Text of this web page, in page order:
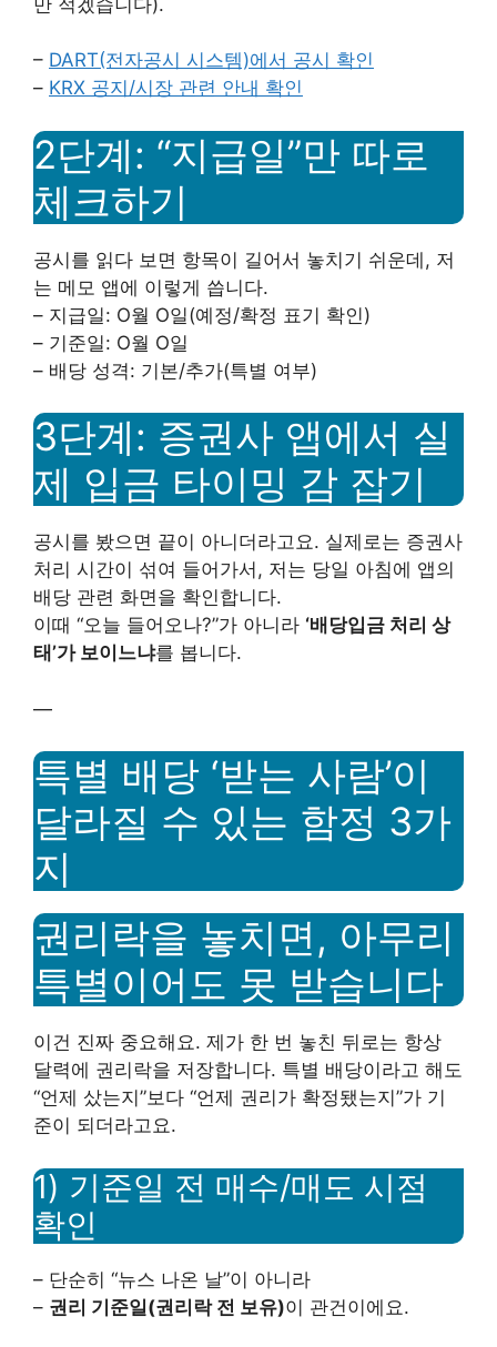
– DART(전자공시 시스템)에서 공시 확인
– KRX 공지/시장 관련 안내 확인
2단계: “지급일”만 따로
체크하기
공시를 읽다 보면 항목이 길어서 놓치기 쉬운데, 저
는 메모 앱에 이렇게 씁니다.
– 지급일: O월 O일(예정/확정 표기 확인)
– 기준일: O월 O일
– 배당 성격: 기본/추가(특별 여부)
3단계: 증권사 앱에서 실
제 입금 타이밍 감 잡기
공시를 봤으면 끝이 아니더라고요. 실제로는 증권사
처리 시간이 섞여 들어가서, 저는 당일 아침에 앱의
배당 관련 화면을 확인합니다.
이때 “오늘 들어오나?”가 아니라 ‘배당입금 처리 상
태’가 보이느냐를 봅니다.
—
특별 배당 ‘받는 사람’이
달라질 수 있는 함정 3가
지
권리락을 놓치면, 아무리
특별이어도 못 받습니다
이건 진짜 중요해요. 제가 한 번 놓친 뒤로는 항상
달력에 권리락을 저장합니다. 특별 배당이라고 해도
“언제 샀는지”보다 “언제 권리가 확정됐는지”가 기
준이 되더라고요.
1) 기준일 전 매수/매도 시점
확인
– 단순히 “뉴스 나온 날”이 아니라
– 권리 기준일(권리락 전 보유)이 관건이에요.